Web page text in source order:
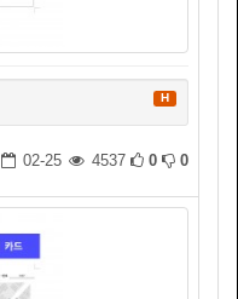
H
02-25 4537 0 0